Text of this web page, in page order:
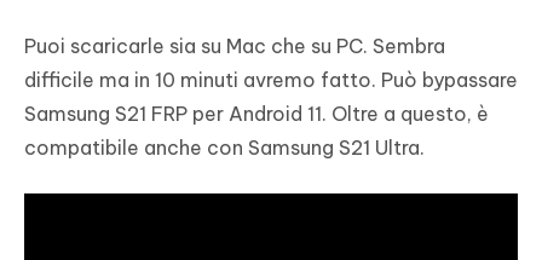
Puoi scaricarle sia su Mac che su PC. Sembra
difficile ma in 10 minuti avremo fatto. Può bypassare
Samsung S21 FRP per Android 11. Oltre a questo, è
compatibile anche con Samsung S21 Ultra.